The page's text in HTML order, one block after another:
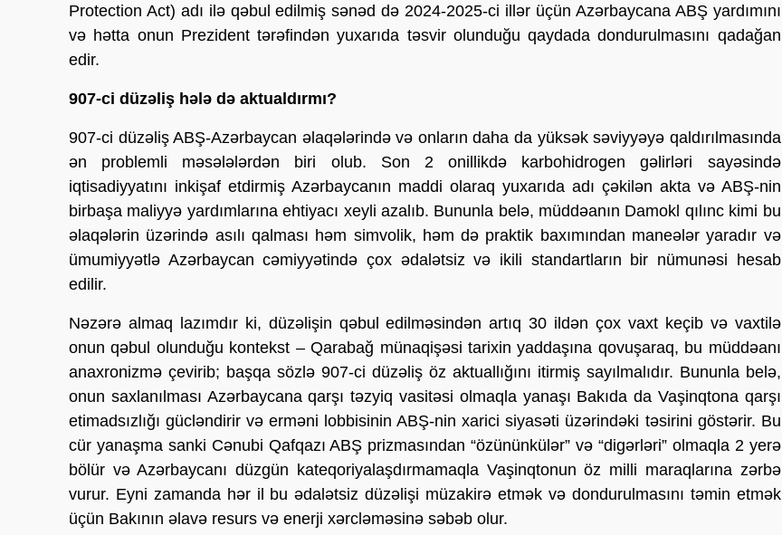
Protection Act) adı ilə qəbul edilmiş sənəd də 2024-2025-ci illər üçün Azərbaycana ABŞ yardımını
və hətta onun Prezident tərəfindən yuxarıda təsvir olunduğu qaydada dondurulmasını qadağan
edir.
907-ci düzəliş hələ də aktualdırmı?
907-ci düzəliş ABŞ-Azərbaycan əlaqələrində və onların daha da yüksək səviyyəyə qaldırılmasında
ən problemli məsələlərdən biri olub. Son 2 onillikdə karbohidrogen gəlirləri sayəsində
iqtisadiyyatını inkişaf etdirmiş Azərbaycanın maddi olaraq yuxarıda adı çəkilən akta və ABŞ-nin
birbaşa maliyyə yardımlarına ehtiyacı xeyli azalıb. Bununla belə, müddəanın Damokl qılınc kimi bu
əlaqələrin üzərində asılı qalması həm simvolik, həm də praktik baxımından maneələr yaradır və
ümumiyyətlə Azərbaycan cəmiyyətində çox ədalətsiz və ikili standartların bir nümunəsi hesab
edilir.
Nəzərə almaq lazımdır ki, düzəlişin qəbul edilməsindən artıq 30 ildən çox vaxt keçib və vaxtilə
onun qəbul olunduğu kontekst – Qarabağ münaqişəsi tarixin yaddaşına qovuşaraq, bu müddəanı
anaxronizmə çevirib; başqa sözlə 907-ci düzəliş öz aktuallığını itirmiş sayılmalıdır. Bununla belə,
onun saxlanılması Azərbaycana qarşı təzyiq vasitəsi olmaqla yanaşı Bakıda da Vaşinqtona qarşı
etimadsızlığı gücləndirir və erməni lobbisinin ABŞ-nin xarici siyasəti üzərindəki təsirini göstərir. Bu
cür yanaşma sanki Cənubi Qafqazı ABŞ prizmasından “özününkülər” və “digərləri” olmaqla 2 yerə
bölür və Azərbaycanı düzgün kateqoriyalaşdırmamaqla Vaşinqtonun öz milli maraqlarına zərbə
vurur. Eyni zamanda hər il bu ədalətsiz düzəlişi müzakirə etmək və dondurulmasını təmin etmək
üçün Bakının əlavə resurs və enerji xərcləməsinə səbəb olur.